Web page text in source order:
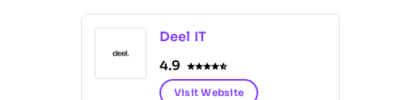
Deel IT
4.9
Visit Website